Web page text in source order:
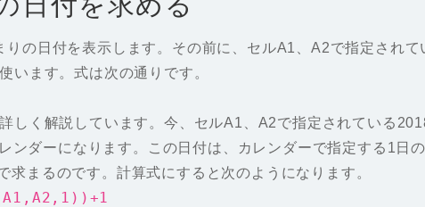
の日付を表示します。その前に、セルA1、A2で指定され
います。式は次の通りです。
しく解説しています。今、セルA1、A2で指定されている
ンダーになります。この日付は、カレンダーで指定する1日
まるのです。計算式にすると次のようになります。